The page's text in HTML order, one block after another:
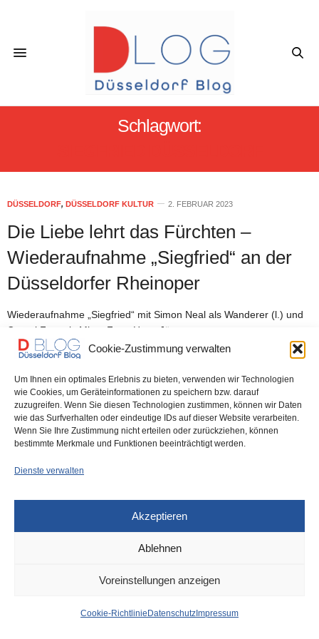
Cookie-Zustimmung verwalten
Um Ihnen ein optimales Erlebnis zu bieten, verwenden wir Technologien
wie Cookies, um Geräteinformationen zu speichern bzw. darauf
zuzugreifen. Wenn Sie diesen Technologien zustimmen, können wir Daten
wie das Surfverhalten oder eindeutige IDs auf dieser Website verarbeiten.
Wenn Sie Ihre Zustimmung nicht erteilen oder zurückziehen, können
bestimmte Merkmale und Funktionen beeinträchtigt werden.
Dienste verwalten
Akzeptieren
Ablehnen
Voreinstellungen anzeigen
Cookie-Richtlinie Datenschutz Impressum
Schlagwort:
DÜSSELDORF, DÜSSELDORF KULTUR 2. FEBRUAR 2023
Die Liebe lehrt das Fürchten –
Wiederaufnahme „Siegfried“ an der
Düsseldorfer Rheinoper
Wiederaufnahme „Siegfried“ mit Simon Neal als Wanderer (l.) und
Cornel Frey als Mime Foto: Hans Jörg…
IMPRESSUM DATENSCHUTZ COOKIE-RICHTLINIE (EU)